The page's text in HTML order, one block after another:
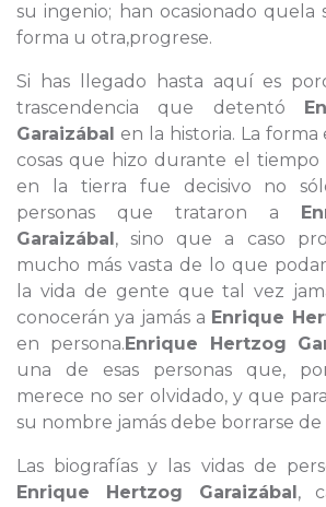
su ingenio; han ocasionado quela
forma u otra,progrese.
Si has llegado hasta aquí es
trascendencia que detentó
Garaizábal en la historia. La
cosas que hizo durante el
en la tierra fue decisivo no
personas que trataron a
Garaizábal, sino que a caso
mucho más vasta de lo que
la vida de gente que tal vez
conocerán ya jamás a Enrique
en persona.Enrique Hertzog
una de esas personas que,
merece no ser olvidado, y que
su nombre jamás debe borrarse de
Las biografías y las vidas de
Enrique Hertzog Garaizábal,